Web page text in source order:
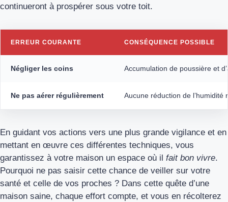
continueront à prospérer sous votre toit.
ERREUR COURANTE CONSÉQUENCE POSSIBLE
Négliger les coins Accumulation de poussière et
Ne pas aérer régulièrement Aucune réduction de l’humidité
En guidant vos actions vers une plus grande vigilance et en
mettant en œuvre ces différentes techniques, vous
garantissez à votre maison un espace où il fait bon vivre.
Pourquoi ne pas saisir cette chance de veiller sur votre
santé et celle de vos proches ? Dans cette quête d’une
maison saine, chaque effort compte, et vous en récolterez